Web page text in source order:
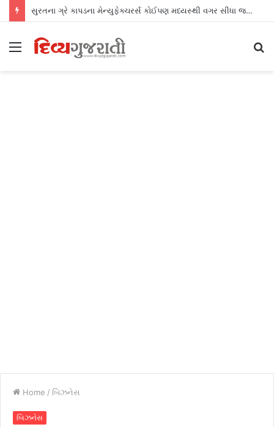
સુરતના ગ્રે કાપડના મેન્યુફેક્ચરર્સ કોઈપણ મધ્યસ્થી વગર સીધા જ શ્રીલંકાના આધુનિક ગારમેન્ટ યુનિટ્સને ફેબ્રિક એક્સપોર્ટ કરી શકશે
Menu
Home / બિઝનેસ
બિઝનેસ